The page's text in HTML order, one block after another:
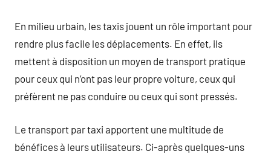
En milieu urbain, les taxis jouent un rôle important pour
rendre plus facile les déplacements. En effet, ils
mettent à disposition un moyen de transport pratique
pour ceux qui n’ont pas leur propre voiture, ceux qui
préfèrent ne pas conduire ou ceux qui sont pressés.
Le transport par taxi apportent une multitude de
bénéfices à leurs utilisateurs. Ci-après quelques-uns